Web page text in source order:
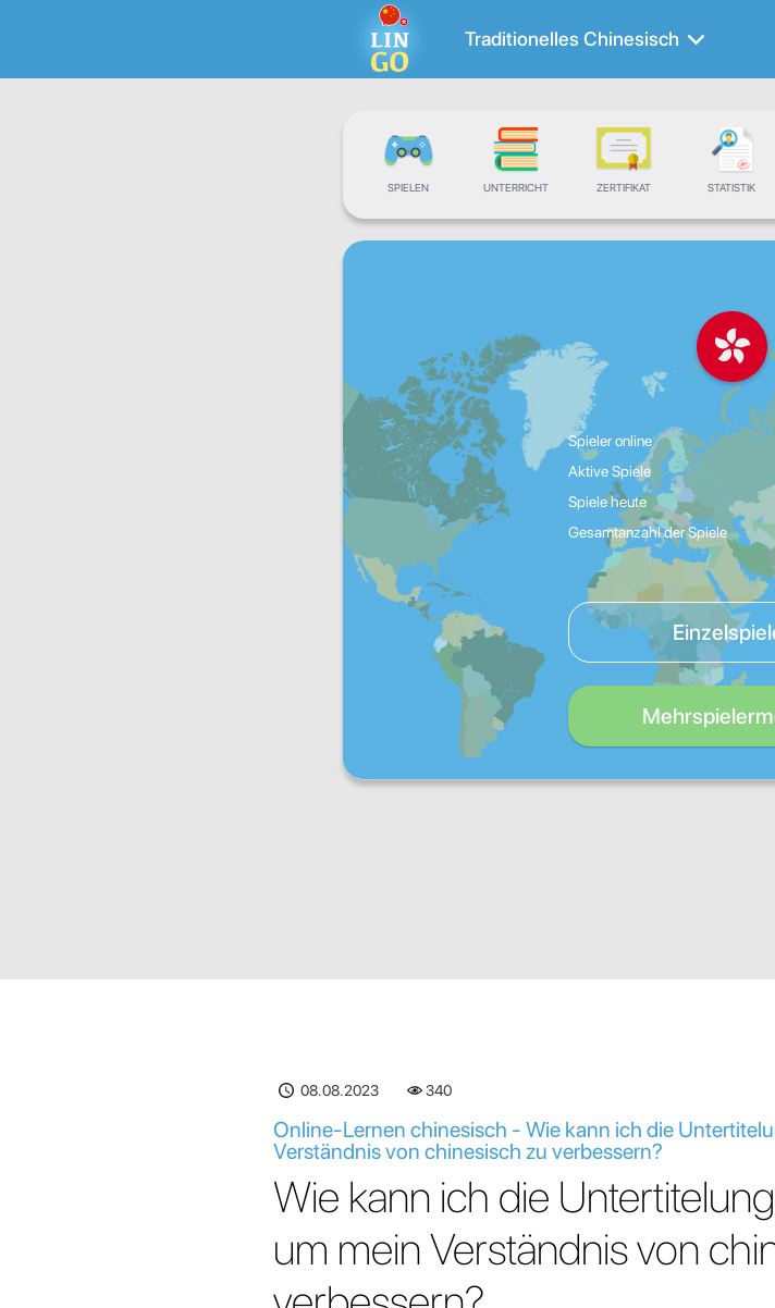
Traditionelles Chinesisch
SPIELEN UNTERRICHT ZERTIFIKAT STATISTIK
Spieler online
Aktive Spiele
Spiele heute
Gesamtanzahl der Spiele
08.08.2023 340
Online-Lernen chinesisch - Wie kann ich die
Verständnis von chinesisch zu verbessern?
Wie kann ich die
um mein Verständnis von